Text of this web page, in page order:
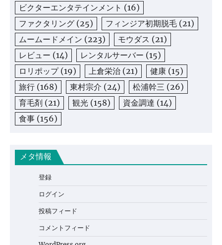
ビクターエンタテインメント (16)
ファクタリング (25) フィンジア初期脱毛 (21)
ムームードメイン (223) モウダス (21)
レビュー (14) レンタルサーバー (15)
ロリポップ(19) 上倉栄治 (21) 健康 (15)
旅行 (168) 東村宗介 (24) 松浦幹三 (26)
育毛剤 (21) 観光 (158) 資金調達 (14)
食事 (156)
メタ情報
登録
ログイン
投稿フィード
コメントフィード